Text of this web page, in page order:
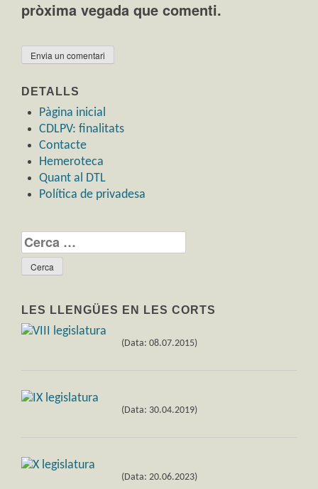
pròxima vegada que comenti.
DETALLS
Pàgina inicial
CDLPV: finalitats
Contacte
Hemeroteca
Quant al DTL
Política de privadesa
Cerca:
LES LLENGÜES EN LES CORTS
(Data: 08.07.2015)
(Data: 30.04.2019)
(Data: 20.06.2023)